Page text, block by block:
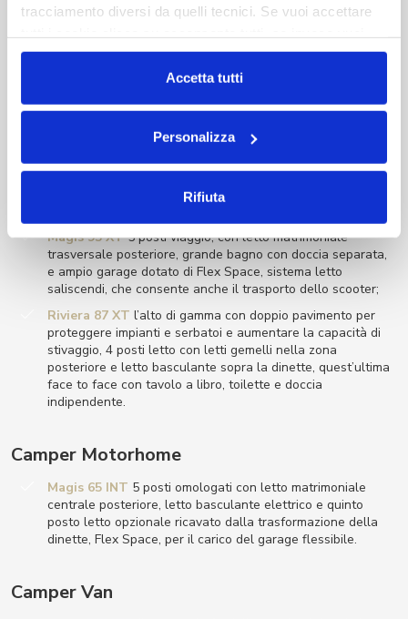
tracciamento diversi da quelli tecnici. Se vuoi accettare
autonomamente selezionare i cookie da accettare clicca
su acconsento selezionati. Se vuoi saperne di più clicca
qui. Cliccando sul tasto "Acconsento" permetti l'utilizzo
Accetta tutti
Personalizza
Rifiuta
Novità camper CI 2020 in esposizione
a Vita all’Aria Aperta
Tra le novità camper CI saranno esposti tre modelli camper
Camper Semintegrali
Horon 87 XT4 posti letto, con letti gemelli e letto
basculante, doccia indipendente e dinette face to face con
Magis 95 XT5 posti viaggio, con letto matrimoniale
trasversale posteriore, grande bagno con doccia separata,
e ampio garage dotato di Flex Space, sistema letto
saliscendi, che consente anche il trasporto dello scooter;
Riviera 87 XT l’alto di gamma con doppio pavimento per
proteggere impianti e serbatoi e aumentare la capacità di
stivaggio, 4 posti letto con letti gemelli nella zona
posteriore e letto basculante sopra la dinette, quest’ultima
face to face con tavolo a libro, toilette e doccia
indipendente.
Camper Motorhome
Magis 65 INT 5 posti omologati con letto matrimoniale
centrale posteriore, letto basculante elettrico e quinto
posto letto opzionale ricavato dalla trasformazione della
dinette, Flex Space, per il carico del garage flessibile.
Camper Van